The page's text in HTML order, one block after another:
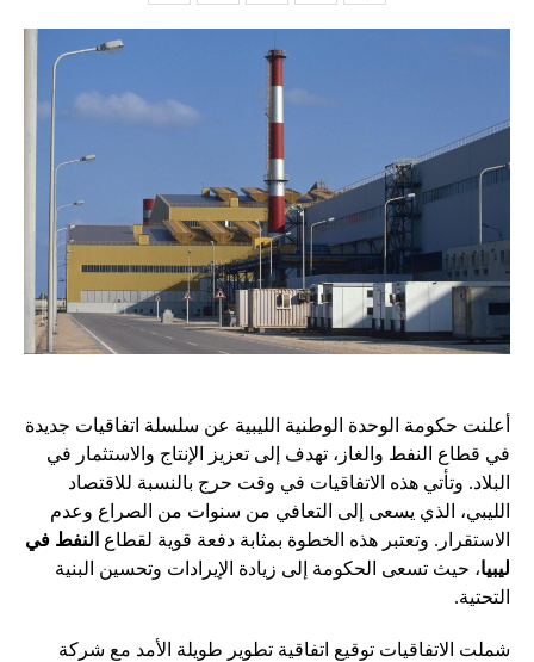
أعلنت حكومة الوحدة الوطنية الليبية عن سلسلة اتفاقيات جديدة
في قطاع النفط والغاز، تهدف إلى تعزيز الإنتاج والاستثمار في
البلاد. وتأتي هذه الاتفاقيات في وقت حرج بالنسبة للاقتصاد
الليبي، الذي يسعى إلى التعافي من سنوات من الصراع وعدم
الاستقرار. وتعتبر هذه الخطوة بمثابة دفعة قوية لقطاع النفط في
ليبيا، حيث تسعى الحكومة إلى زيادة الإيرادات وتحسين البنية
التحتية.
شملت الاتفاقيات توقيع اتفاقية تطوير طويلة الأمد مع شركة